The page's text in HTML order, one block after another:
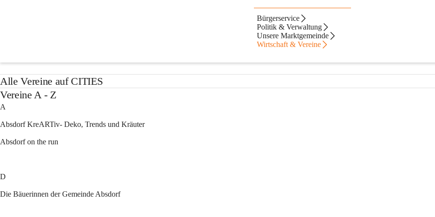
Bürgerservice
Politik & Verwaltung
Unsere Marktgemeinde
Wirtschaft & Vereine
Alle Vereine auf CITIES
Vereine A - Z
A
Absdorf KreARTiv- Deko, Trends und Kräuter
Absdorf on the run
D
Die Bäuerinnen der Gemeinde Absdorf